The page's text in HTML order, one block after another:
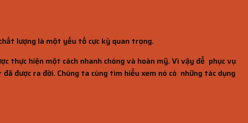
lượng là một yếu tố cực kỳ quan trọng.
thực hiện một cách nhanh chóng và hoàn mỹ. Vì vậy để phục vụ
được ra đời. Chúng ta cùng tìm hiểu xem nó có những tác dụng